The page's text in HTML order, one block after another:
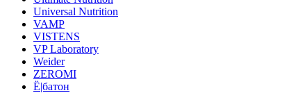
Universal Nutrition
VAMP
VISTENS
VP Laboratory
Weider
ZEROMI
Ё|батон